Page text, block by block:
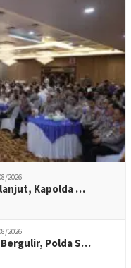
2026
Kapolda …
2026
Bergulir, Polda S…